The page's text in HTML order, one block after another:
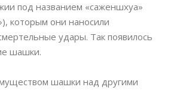
под названием «саженшхуа»
которым они наносили
удары. Так появилось
шашки.
шашки над другими